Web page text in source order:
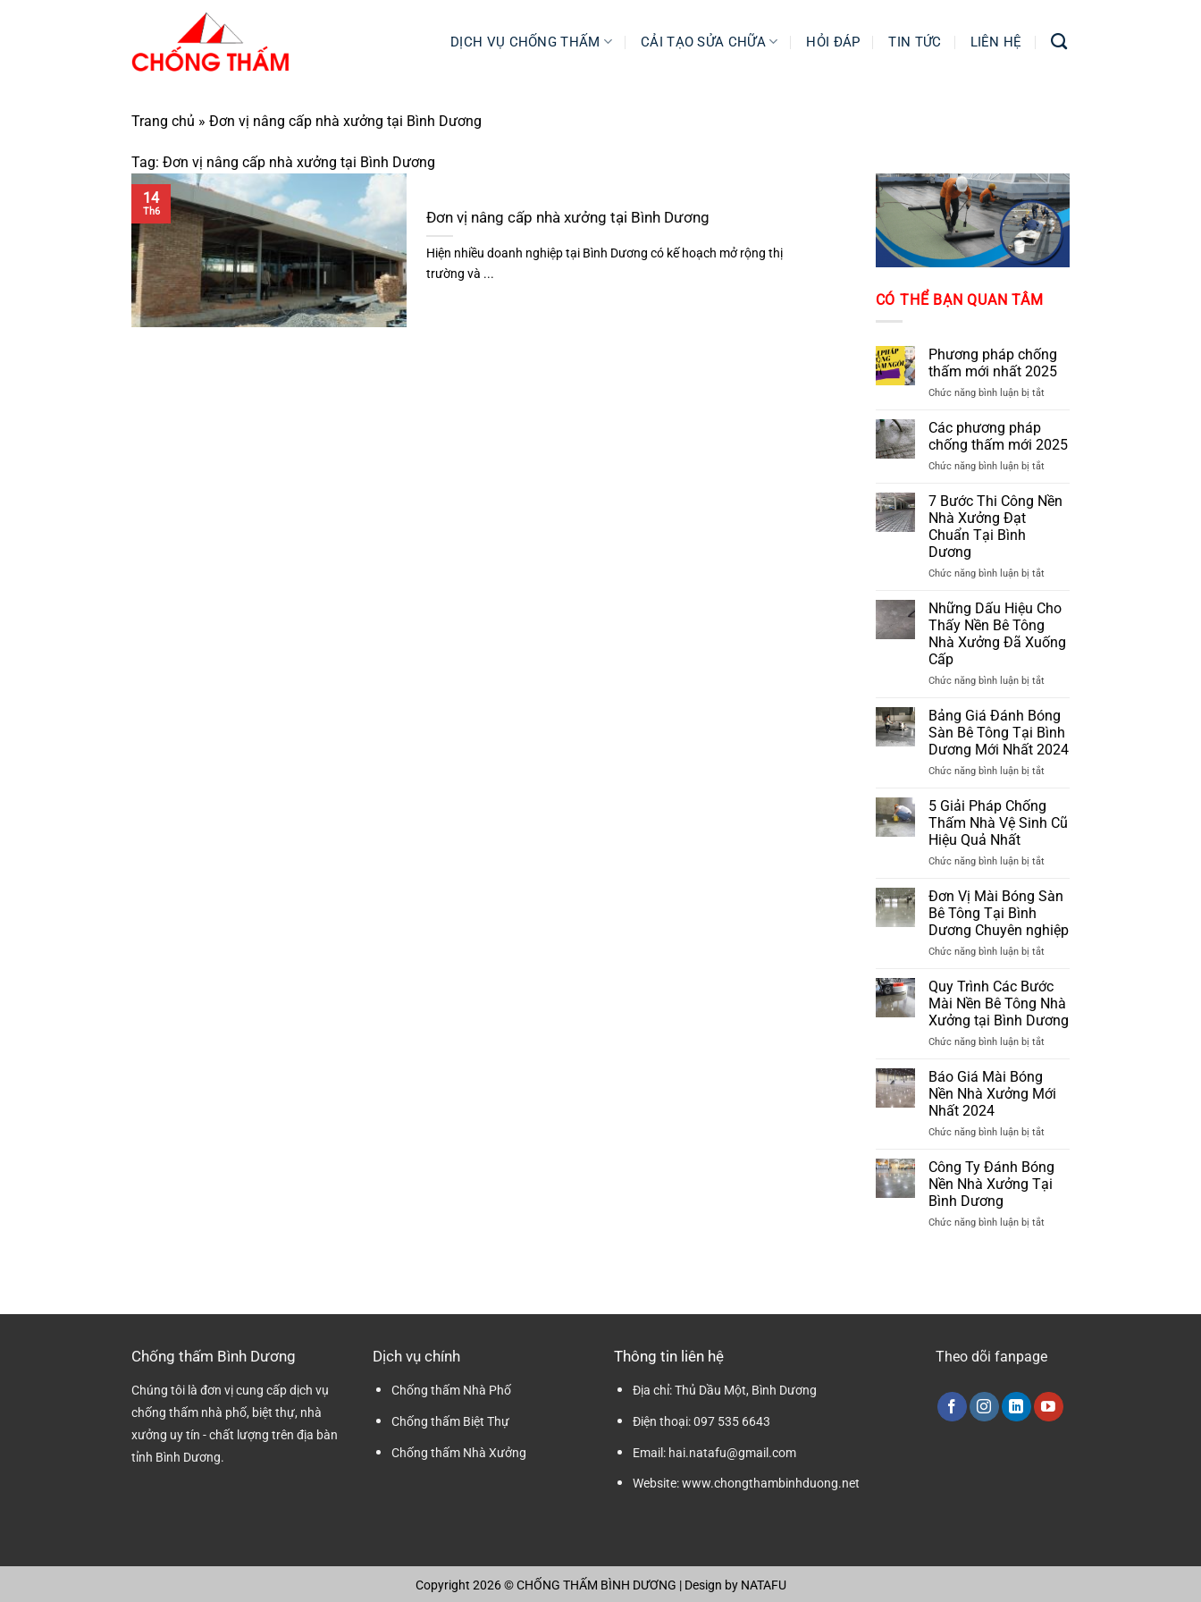
DỊCH VỤ CHỐNG THẤM CẢI TẠO SỬA CHỮA HỎI ĐÁP TIN TỨC LIÊN HỆ
Trang chủ » Đơn vị nâng cấp nhà xưởng tại Bình Dương
Tag: Đơn vị nâng cấp nhà xưởng tại Bình Dương
Đơn vị nâng cấp nhà xưởng tại Bình Dương
Hiện nhiều doanh nghiệp tại Bình Dương có kế hoạch mở rộng thị
trường và ...
14
Th6
CÓ THỂ BẠN QUAN TÂM
Phương pháp chống
thấm mới nhất 2025
Chức năng bình luận bị tắtở
chống
thấm
mới
2025
Các phương pháp
chống thấm mới 2025
Chức năng bình luận bị tắtở
phương
2025
7 Bước Thi Công Nền
Nhà Xưởng Đạt
Chuẩn Tại Bình
Dương
Chức năng bình luận bị tắtở
Bước
Công
Nền
Xưởng
Tại
Bình
Dương
Những Dấu Hiệu Cho
Thấy Nền Bê Tông
Nhà Xưởng Đã Xuống
Cấp
Chức năng bình luận bị tắtở
Dấu
Hiệu
Cho
Thấy
Nền
Tông
Nhà
Xuống
Bảng Giá Đánh Bóng
Sàn Bê Tông Tại Bình
Dương Mới Nhất 2024
Chức năng bình luận bị tắtở
Giá
Đánh
Bóng
Bê
Tại
Dương
Mới
Nhất
5 Giải Pháp Chống
Thấm Nhà Vệ Sinh Cũ
Hiệu Quả Nhất
Chức năng bình luận bị tắtở
Giải
Chống
Thấm
Nhà
Sinh
Cũ
Quả
Nhất
Đơn Vị Mài Bóng Sàn
Bê Tông Tại Bình
Dương Chuyên nghiệp
Chức năng bình luận bị tắtở
Vị
Mài
Bóng
Sàn
Bê
Bình
nghiệp
Quy Trình Các Bước
Mài Nền Bê Tông Nhà
Xưởng tại Bình Dương
Chức năng bình luận bị tắtở
Các
Bước
Nền
Tông
Nhà
Xưởng
Bình
Báo Giá Mài Bóng
Nền Nhà Xưởng Mới
Nhất 2024
Chức năng bình luận bị tắtở
Giá
Mài
Bóng
Nhà
Công Ty Đánh Bóng
Nền Nhà Xưởng Tại
Bình Dương
Chức năng bình luận bị tắtở
Nhà
Bình
Chống thấm Bình Dương
Chúng tôi là đơn vị cung cấp dịch vụ
chống thấm nhà phố, biệt thự, nhà
xưởng uy tín - chất lượng trên địa bàn
tỉnh Bình Dương.
Dịch vụ chính
Chống thấm Nhà Phố
Chống thấm Biệt Thự
Chống thấm Nhà Xưởng
Thông tin liên hệ
Địa chỉ:Thủ Dầu Một, Bình Dương
Điện thoại:097 535 6643
Email:hai.natafu@gmail.com
Website: www.chongthambinhduong.net
Theo dõi fanpage
Copyright 2026 ©CHỐNG THẤM BÌNH DƯƠNG | Design by NATAFU